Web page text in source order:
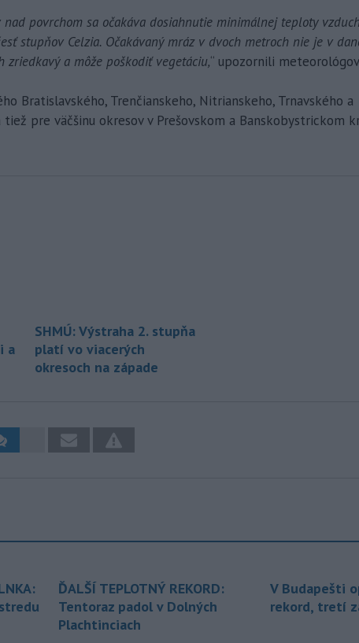
nad povrchom sa očakáva dosiahnutie minimálnej teploty
stupňov Celzia. Očakávaný mráz v dvoch metroch nie je v
zriedkavý a môže poškodiť vegetáciu,“ upozornili
Bratislavského, Trenčianskeho, Nitrianskeho, Trnavského a
pre väčšinu okresov v Prešovskom a Banskobystrickom
a
SHMÚ: Výstraha 2. stupňa
platí vo viacerých
okresoch na západe
ĎALŠÍ TEPLOTNÝ REKORD:
Tentoraz padol v Dolných
Plachtinciach
V Budapešti
rekord, tretí